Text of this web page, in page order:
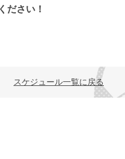
ださい！
スケジュール一覧に戻る